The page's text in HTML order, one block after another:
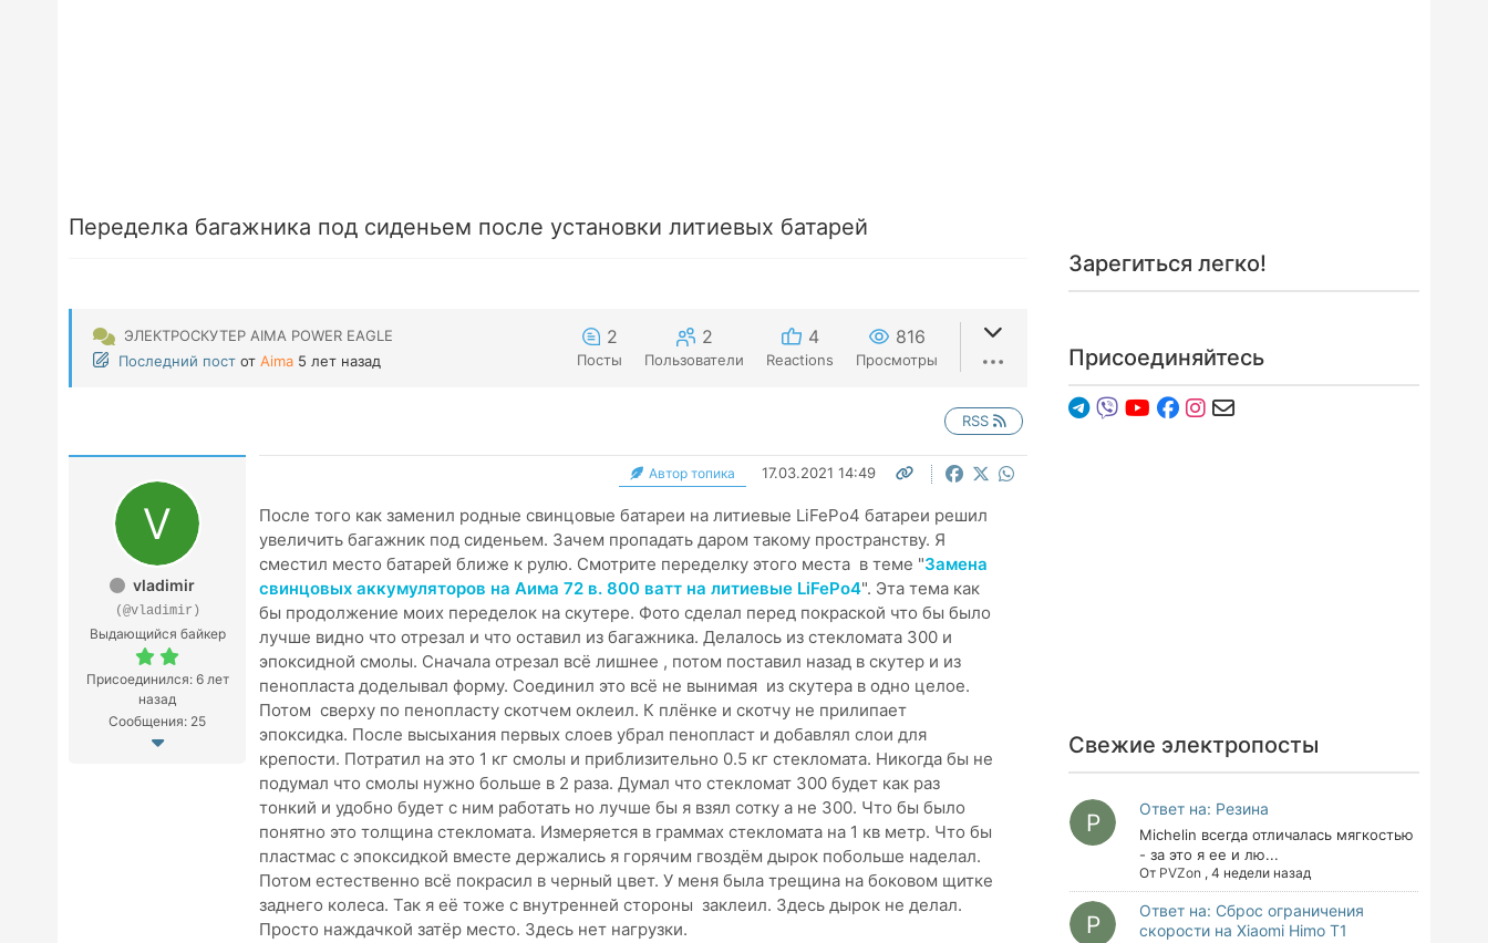
Переделка багажника под сиденьем после установки литиевых батарей
ЭЛЕКТРОСКУТЕР AIMA POWER EAGLE
Последний пост от Aima 5 лет назад
2
Посты
2
Пользователи
4
Reactions
816
Просмотры
RSS
vladimir
(@vladimir)
Выдающийся байкер
Присоединился: 6 лет
назад
Сообщения: 25
Автор топика 17.03.2021 14:49
После того как заменил родные свинцовые батареи на литиевые LiFePo4 батареи решил
увеличить багажник под сиденьем. Зачем пропадать даром такому пространству. Я
сместил место батарей ближе к рулю. Смотрите переделку этого места в теме "Замена
свинцовых аккумуляторов на Аима 72 в. 800 ватт на литиевые LiFePo4". Эта тема как
бы продолжение моих переделок на скутере. Фото сделал перед покраской что бы было
лучше видно что отрезал и что оставил из багажника. Делалось из стекломата 300 и
эпоксидной смолы. Сначала отрезал всё лишнее , потом поставил назад в скутер и из
пенопласта доделывал форму. Соединил это всё не вынимая из скутера в одно целое.
Потом сверху по пенопласту скотчем оклеил. К плёнке и скотчу не прилипает
эпоксидка. После высыхания первых слоев убрал пенопласт и добавлял слои для
крепости. Потратил на это 1 кг смолы и приблизительно 0.5 кг стекломата. Никогда бы не
подумал что смолы нужно больше в 2 раза. Думал что стекломат 300 будет как раз
тонкий и удобно будет с ним работать но лучше бы я взял сотку а не 300. Что бы было
понятно это толщина стекломата. Измеряется в граммах стекломата на 1 кв метр. Что бы
пластмас с эпоксидкой вместе держались я горячим гвоздём дырок побольше наделал.
Потом естественно всё покрасил в черный цвет. У меня была трещина на боковом щитке
заднего колеса. Так я её тоже с внутренней стороны заклеил. Здесь дырок не делал.
Просто наждачкой затёр место. Здесь нет нагрузки.
Зарегиться легко!
Присоединяйтесь
Свежие электропосты
Ответ на: Резина
Michelin всегда отличалась мягкостью
- за это я ее и лю...
От PVZon , 4 недели назад
Ответ на: Сброс ограничения
скорости на Xiaomi Himo T1